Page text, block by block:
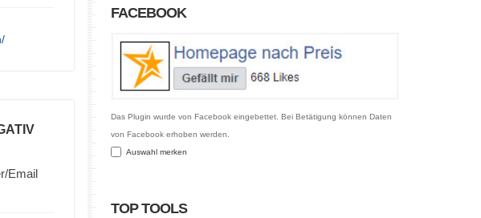
Email
FACEBOOK
Das Plugin wurde von Facebook eingebettet. Bei Betätigung können Daten
von Facebook erhoben werden.
Auswahl merken
TOP TOOLS